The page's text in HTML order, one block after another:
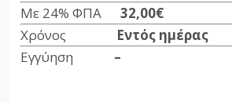
Με 24% ΦΠΑ32,00€
Χρόνος Εντός ημέρας
Εγγύηση –